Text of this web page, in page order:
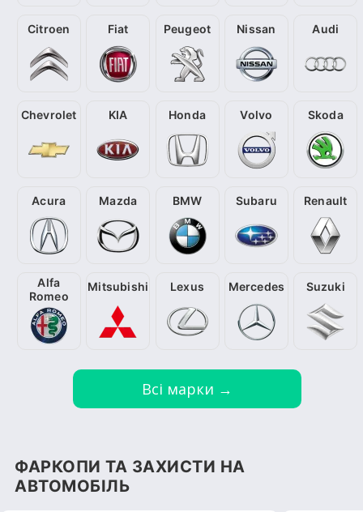
Citroen Fiat Peugeot Nissan Audi
Chevrolet KIA Honda Volvo Skoda
Acura Mazda BMW Subaru Renault
Alfa
Romeo
Mitsubishi Lexus Mercedes Suzuki
Всі марки →
ФАРКОПИ ТА ЗАХИСТИ НА
АВТОМОБІЛЬ